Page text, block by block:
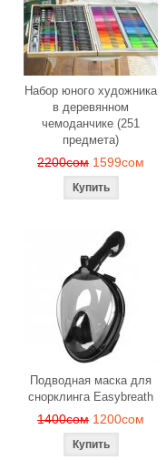
Набор юного художника
в деревянном
чемоданчике (251
предмета)
2200сом 1599сом
Подводная маска для
снорклинга Easybreath
1400сом 1200сом